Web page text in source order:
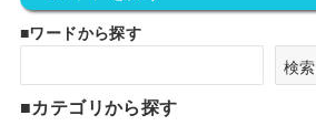
■ワードから探す
検索
■カテゴリから探す